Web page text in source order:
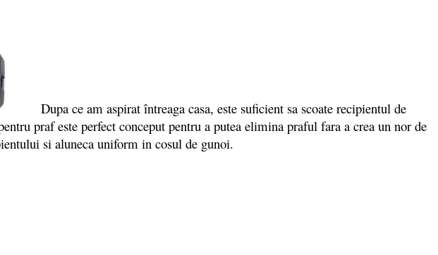
Dupa ce am aspirat întreaga casa, este suficient sa scoate recipientul de
praf este perfect conceput pentru a putea elimina praful fara a crea un nor de
si aluneca uniform in cosul de gunoi.